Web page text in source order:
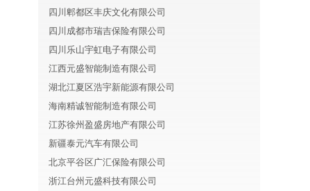
四川郫都区丰庆文化有限公司
四川成都市瑞吉保险有限公司
四川乐山宇虹电子有限公司
江西元盛智能制造有限公司
湖北江夏区浩宇新能源有限公司
海南精诚智能制造有限公司
江苏徐州盈盛房地产有限公司
新疆泰元汽车有限公司
北京平谷区广汇保险有限公司
浙江台州元盛科技有限公司